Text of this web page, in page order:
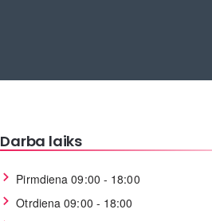
Darba laiks
Pirmdiena 09:00 - 18:00
Otrdiena 09:00 - 18:00